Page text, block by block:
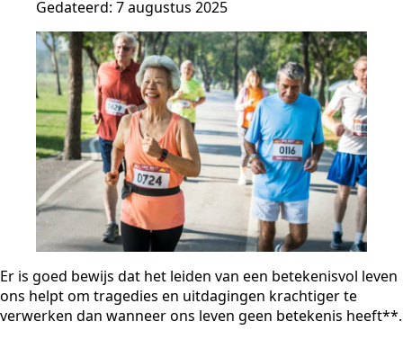
Gedateerd: 7 augustus 2025
Er is goed bewijs dat het leiden van een betekenisvol leven
ons helpt om tragedies en uitdagingen krachtiger te
verwerken dan wanneer ons leven geen betekenis heeft**.